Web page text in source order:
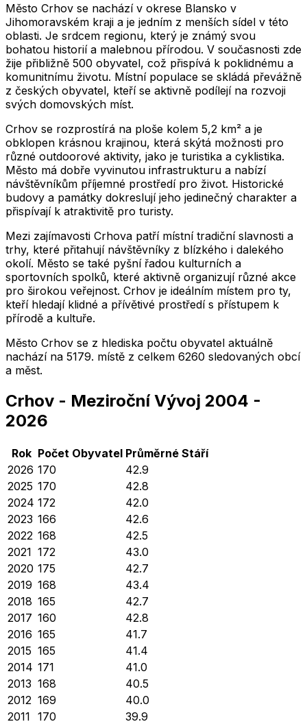
Město Crhov se nachází v okrese Blansko v
Jihomoravském kraji a je jedním z menších sídel v této
oblasti. Je srdcem regionu, který je známý svou
bohatou historií a malebnou přírodou. V současnosti zde
žije přibližně 500 obyvatel, což přispívá k poklidnému a
komunitnímu životu. Místní populace se skládá převážně
z českých obyvatel, kteří se aktivně podílejí na rozvoji
svých domovských míst.
Crhov se rozprostírá na ploše kolem 5,2 km² a je
obklopen krásnou krajinou, která skýtá možnosti pro
různé outdoorové aktivity, jako je turistika a cyklistika.
Město má dobře vyvinutou infrastrukturu a nabízí
návštěvníkům příjemné prostředí pro život. Historické
budovy a památky dokreslují jeho jedinečný charakter a
přispívají k atraktivitě pro turisty.
Mezi zajímavosti Crhova patří místní tradiční slavnosti a
trhy, které přitahují návštěvníky z blízkého i dalekého
okolí. Město se také pyšní řadou kulturních a
sportovních spolků, které aktivně organizují různé akce
pro širokou veřejnost. Crhov je ideálním místem pro ty,
kteří hledají klidné a přívětivé prostředí s přístupem k
přírodě a kultuře.
Město Crhov se z hlediska počtu obyvatel aktuálně
nachází na 5179. místě z celkem 6260 sledovaných obcí
a měst.
Crhov - Meziroční Vývoj 2004 -
2026
Rok Počet Obyvatel Průměrné Stáří
2026 170
42.9
2025 170
42.8
2024 172
42.0
2023 166
42.6
2022 168
42.5
2021 172
43.0
2020 175
42.7
2019 168
43.4
2018 165
42.7
2017 160
42.8
2016 165
41.7
2015 165
41.4
2014 171
41.0
2013 168
40.5
2012 169
40.0
2011 170 39.9